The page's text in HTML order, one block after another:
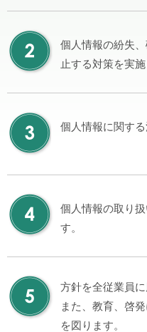
個人情報の紛失
止する対策を実施
個人情報に関する
個人情報の取り
す。
方針を全従業員に
また、教育、啓
を図ります。